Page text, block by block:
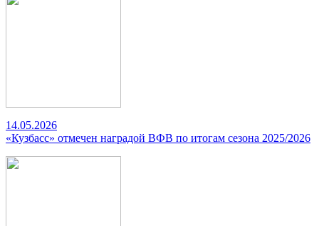
14.05.2026
«Кузбасс» отмечен наградой ВФВ по итогам сезона 2025/2026